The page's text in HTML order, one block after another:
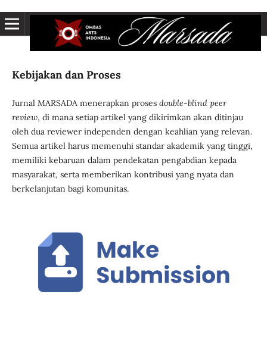
Kebijakan dan Proses
Jurnal MARSADA menerapkan proses double-blind peer
review, di mana setiap artikel yang dikirimkan akan ditinjau
oleh dua reviewer independen dengan keahlian yang relevan.
Semua artikel harus memenuhi standar akademik yang tinggi,
memiliki kebaruan dalam pendekatan pengabdian kepada
masyarakat, serta memberikan kontribusi yang nyata dan
berkelanjutan bagi komunitas.